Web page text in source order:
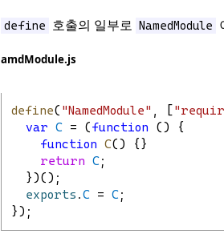
define 호출의 일부로 NamedModule
amdModule.js
define( "NamedModule" , [
var C = (function () {
function C() {}
return C;
  })();
exports .C = C;
});